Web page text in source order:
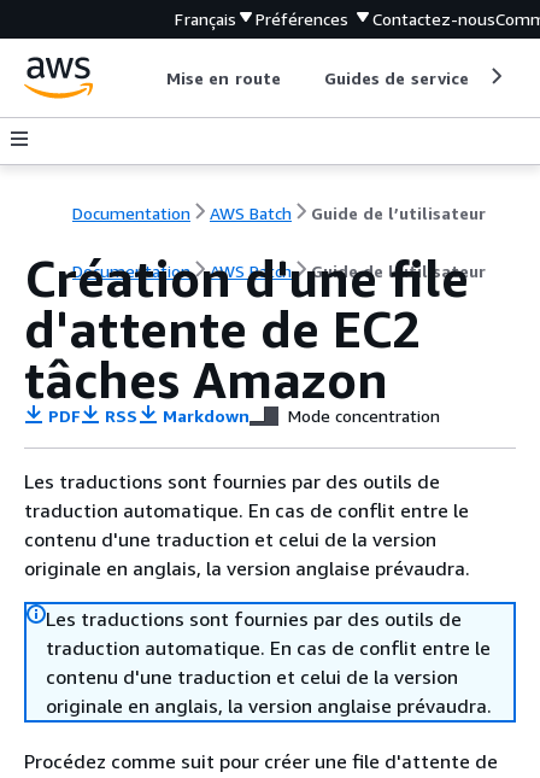
Français Préférences Contactez-nous
Mise en route Guides de service
Documentation AWS Batch Guide de l’utilisateur
Documentation AWS Batch Guide de l’utilisateur
Création d'une file
d'attente de EC2
tâches Amazon
PDF RSS Markdown Mode concentration
Les traductions sont fournies par des outils de
traduction automatique. En cas de conflit entre le
contenu d'une traduction et celui de la version
originale en anglais, la version anglaise prévaudra.
Les traductions sont fournies par des outils de
traduction automatique. En cas de conflit entre le
contenu d'une traduction et celui de la version
originale en anglais, la version anglaise prévaudra.
Procédez comme suit pour créer une file d'attente de